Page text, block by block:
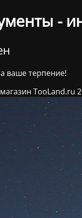
-
ваше терпение!
TooLand.ru